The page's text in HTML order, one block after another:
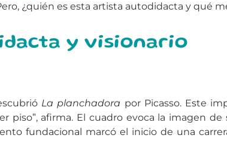
¿quién es esta artista autodidacta y qué
y visionario
La planchadora por Picasso. Este
afirma. El cuadro evoca la imagen
fundacional marcó el inicio de una